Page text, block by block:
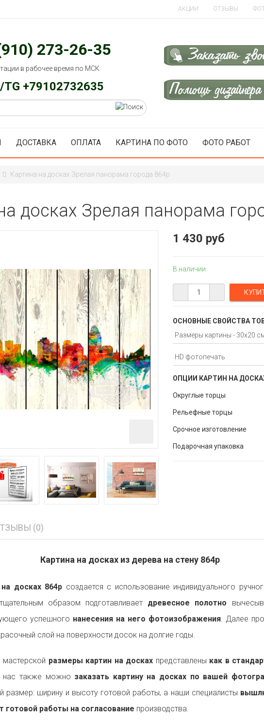
АКЦИИ ОТЗЫВЫ
273-26-35
в рабочее время по МСК
TG +79102732635
ДОСТАВКА ОПЛАТА КАРТИНА ПО ФОТО ФОТО РАБОТ
Картина на досках Зрелая панорама города 864p
досках Зрелая панорама
1 430 руб
В наличии
ОСНОВНЫЕ СВОЙСТВА
ОПЦИИ КАРТИН НА
Округлые торцы
Рельефные торцы
Срочное изготовление
Подарочная упаковка
(0)
Картина на досках из дерева на стену 864p
на досках 864p создается с использование индивидуального
образом подготавливает древесное полотно
успешного нанесения на него фотоизображения. Далее
слой на поверхности досок на долгие годы.
размеры картин на досках представлены как в
нас также можно заказать картину на досках по вашей
размер: ширину и высоту готовой работы, а наши специалисты
готовой работы на согласование производства.